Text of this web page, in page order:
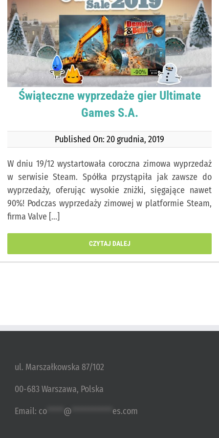
KONTAKT
PUBLISHING (EN)
Świąteczne wyprzedaże gier Ultimate
Games S.A.
Published On: 20 grudnia, 2019
W dniu 19/12 wystartowała coroczna zimowa wyprzedaż
w serwisie Steam. Spółka przystąpiła jak zawsze do
wyprzedaży, oferując wysokie zniżki, sięgające nawet
90%! Podczas wyprzedaży zimowej w platformie Steam,
firma Valve [...]
CZYTAJ DALEJ
ul. Marszałkowska 87/102
00-683 Warszawa, Polska
Email: co @ es.com